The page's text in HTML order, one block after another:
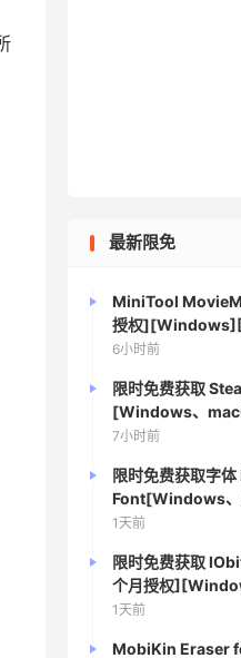
最新限免
MiniTool
授权
6小时前
限时免费获取
[Windows、
7小时前
限时免费获取字
Font[Windows
1天前
限时免费获取
个月授权
1天前
MobiKin Eraser